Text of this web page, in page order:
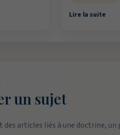
Lire la suite
un sujet
articles liés à une doctrine,